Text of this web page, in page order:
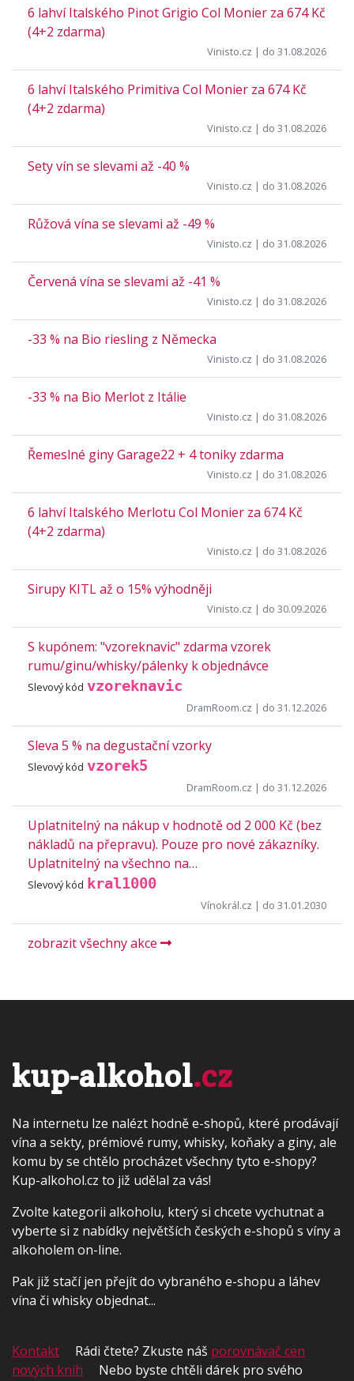
6 lahví Italského Pinot Grigio Col Monier za 674 Kč
(4+2 zdarma)
Vinisto.cz | do 31.08.2026
6 lahví Italského Primitiva Col Monier za 674 Kč
(4+2 zdarma)
Vinisto.cz | do 31.08.2026
Sety vín se slevami až -40 %
Vinisto.cz | do 31.08.2026
Růžová vína se slevami až -49 %
Vinisto.cz | do 31.08.2026
Červená vína se slevami až -41 %
Vinisto.cz | do 31.08.2026
-33 % na Bio riesling z Německa
Vinisto.cz | do 31.08.2026
-33 % na Bio Merlot z Itálie
Vinisto.cz | do 31.08.2026
Řemeslné giny Garage22 + 4 toniky zdarma
Vinisto.cz | do 31.08.2026
6 lahví Italského Merlotu Col Monier za 674 Kč
(4+2 zdarma)
Vinisto.cz | do 31.08.2026
Sirupy KITL až o 15% výhodněji
Vinisto.cz | do 30.09.2026
S kupónem: "vzoreknavic" zdarma vzorek
rumu/ginu/whisky/pálenky k objednávce
Slevový kód vzoreknavic
DramRoom.cz | do 31.12.2026
Sleva 5 % na degustační vzorky
Slevový kód vzorek5
DramRoom.cz | do 31.12.2026
Uplatnitelný na nákup v hodnotě od 2 000 Kč (bez
nákladů na přepravu). Pouze pro nové zákazníky.
Uplatnitelný na všechno na…
Slevový kód kral1000
Vínokrál.cz | do 31.01.2030
zobrazit všechny akce
kup-alkohol.cz
Na internetu lze nalézt hodně e-shopů, které prodávají
vína a sekty, prémiové rumy, whisky, koňaky a giny, ale
komu by se chtělo procházet všechny tyto e-shopy?
Kup-alkohol.cz to již udělal za vás!
Zvolte kategorii alkoholu, který si chcete vychutnat a
vyberte si z nabídky největších českých e-shopů s víny a
alkoholem on-line.
Pak již stačí jen přejít do vybraného e-shopu a láhev
vína či whisky objednat...
Kontakt Rádi čtete? Zkuste náš porovnávač cen
nových knih
Nebo byste chtěli dárek pro svého